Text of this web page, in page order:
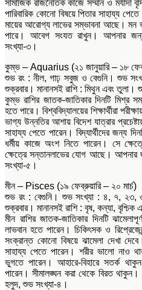
সামাজিক রাজনৈতিক কাজে সম্মান ও মর্যাদা
পারিবারিক কোনো বিষয়ে পিতার সাহায্য
মায়ের আরোগ্য লাভের সম্ভাবনা আছে। মন
পারে। আবেগ সংযত রাখুন। আপনার
সংখ্যা-৩।
কুম্ভ – Aquarius (২১ জানুয়ারি – ১৮
শুভ রং : নীল, গাঢ় সবুজ ও বেগুনি। শুভ
শুক্রবার। মানানসই রাশি : মিথুন এবং তুলা।
কুম্ভ রাশির জাতক-জাতিকার দিনটি মিশ্র
হতে পারে। বিশ্ববিদ্যালয়ের শিক্ষার্থীরা
ভাগ্য উন্নতির আশায় বিদেশ যাত্রার
সাহায্য পেতে পারেন। বিদ্যার্থীদের জন্য
ধর্মীয় কাজে অংশ নিতে পারেন। সে
ক্ষেত্রে সন্তানলাভের যোগ আছে।
সংখ্যা-৫।
মীন – Pisces (১৯ ফেব্রুয়ারি – ২০ মার্চ)
শুভ রং : বেগুনি। শুভ সংখ্যা : ৪, ৭, ২৩,
শুক্রবার। মানানসই রাশি : বৃষ, কন্যা,
মীন রাশির জাতক-জাতিকার দিনটি
লাভবান হতে পারেন। চিকিৎসক ও
সংক্রান্ত কোনো বিষয়ে ঝামেলা দেখা
সাহায্য পেতে পারেন। শরীর ভালো নাও
ভুগতে পারেন। আহারে-বিহারে সতর্ক
পারেন। সীমালঙ্ঘন করা থেকে বিরত
হলুদ, শুভ সংখ্যা-৪।